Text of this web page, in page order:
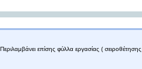
επίσης φύλλα εργασίας ( σειροθέτησης